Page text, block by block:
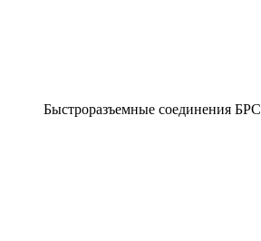
Быстроразъемные соединения БРС